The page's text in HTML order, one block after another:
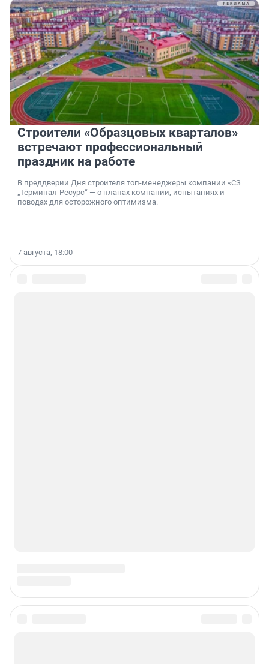
Строители «Образцовых кварталов»
встречают профессиональный
праздник на работе
В преддверии Дня строителя топ-менеджеры компании «СЗ
„Терминал-Ресурс“ — о планах компании, испытаниях и
поводах для осторожного оптимизма.
7 августа, 18:00